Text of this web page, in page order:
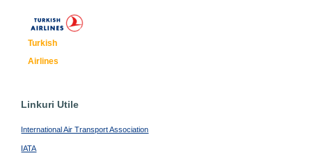
Turkish
Airlines
Linkuri Utile
International Air Transport Association
IATA